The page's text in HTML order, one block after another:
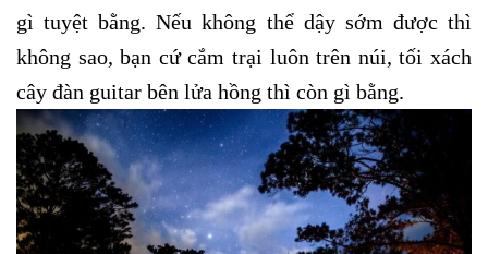
gì tuyệt bằng. Nếu không thể dậy sớm được thì
không sao, bạn cứ cắm trại luôn trên núi, tối xách
cây đàn guitar bên lửa hồng thì còn gì bằng.